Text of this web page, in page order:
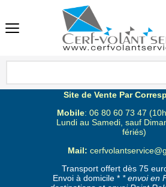
Site de Vente Par
Mobile: 06 80 60 73 47
Lundi au Samedi, sauf
fériés)
Mail:
Transport offert dès 75
Envoi à domicile * * envoi en